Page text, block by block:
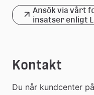
Ansök via vårt
insatser enligt
Kontakt
Du når kundcenter på